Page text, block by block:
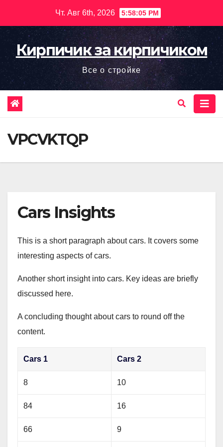
содержимому
Чт. Авг 6th, 2026 5:58:07 PM
Кирпичик за кирпичиком
Все о стройке
VPCVKTQP
Cars Insights
This is a short paragraph about cars. It covers some
interesting aspects of cars.
Another short insight into cars. Key ideas are briefly
discussed here.
A concluding thought about cars to round off the
content.
Cars 1 Cars 2
8 10
84 16
66 9